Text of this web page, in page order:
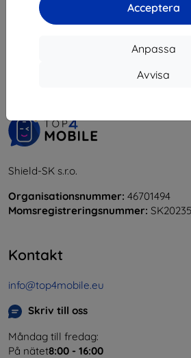
Acceptera
Anpassa
Avvisa
Shield-SK s.r.o.
Organisationsnummer: 46701494
Momsregistreringsnummer:
Kontakt
info@top4mobile.eu
Skriv till oss
Måndag till fredag:
På nätet8:00 - 16:00